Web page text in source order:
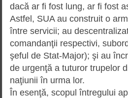
dacă ar fi fost lung, ar fi fost
Astfel, SUA au construit o
între servicii; au
comandanţii respectivi,
şeful de Stat-Major); şi au
de urgenţă a tuturor trupelor
naţiunii în urma lor.
În esenţă, scopul întregului